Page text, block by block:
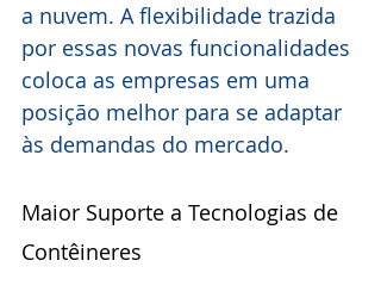
a nuvem. A flexibilidade trazida
por essas novas funcionalidades
coloca as empresas em uma
posição melhor para se adaptar
às demandas do mercado.
Maior Suporte a Tecnologias de
Contêineres